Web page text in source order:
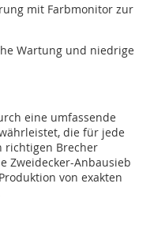
mit Farbmonitor zur
Wartung und niedrige
eine umfassende
die für jede
richtigen Brecher
Zweidecker-Anbausieb
von exakten